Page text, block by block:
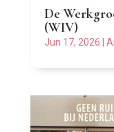
De
(WIV)
Jun 17, 2026